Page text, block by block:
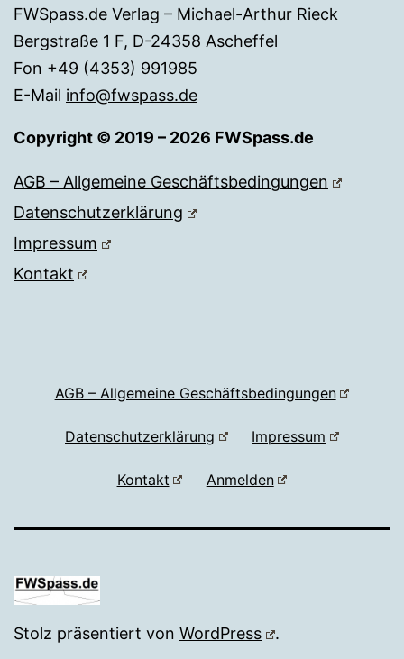
FWSpass.de Verlag – Michael-Arthur Rieck
Bergstraße 1 F, D-24358 Ascheffel
Fon +49 (4353) 991985
E-Mail info@fwspass.de
Copyright © 2019 – 2026 FWSpass.de
AGB – Allgemeine Geschäftsbedingungen
Datenschutzerklärung
Impressum
Kontakt
AGB – Allgemeine Geschäftsbedingungen
Datenschutzerklärung Impressum
Kontakt Anmelden
Stolz präsentiert von WordPress .